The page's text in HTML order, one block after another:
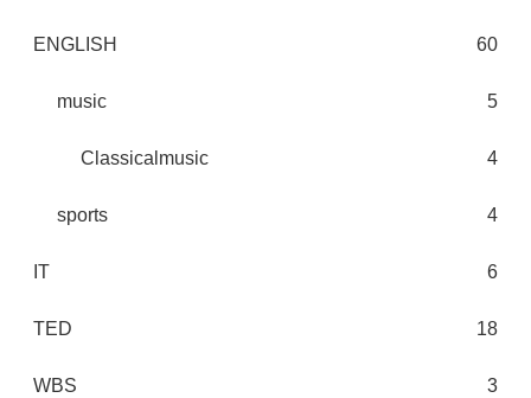
ENGLISH 60
music 5
Classicalmusic 4
sports 4
IT 6
TED 18
WBS 3